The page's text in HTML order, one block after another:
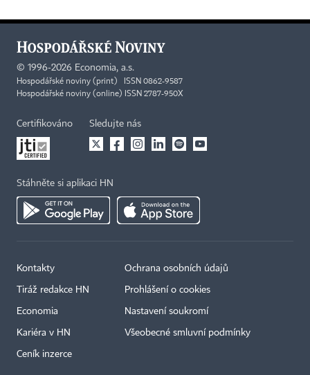
© 1996-2026 Economia, a.s.
Hospodářské noviny (print) ISSN 0862-9587
Hospodářské noviny (online) ISSN 2787-950X
Certifikováno Sledujte nás
Stáhněte si aplikaci HN
Kontakty
Tiráž redakce HN
Economia
Kariéra v HN
Ceník inzerce
Ochrana osobních údajů
Prohlášení o cookies
Nastavení soukromí
Všeobecné smluvní podmínky